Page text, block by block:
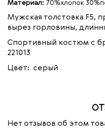
Материал: 70%хлопок
Мужская толстовка F5,
вырез горловины,
Спортивный костюм с
221013
Цвет: серый
Нет отзывов об этом